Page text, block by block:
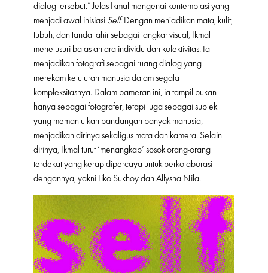
dialog tersebut.” Jelas Ikmal mengenai kontemplasi yang
menjadi awal inisiasi Self. Dengan menjadikan mata, kulit,
tubuh, dan tanda lahir sebagai jangkar visual, Ikmal
menelusuri batas antara individu dan kolektivitas. Ia
menjadikan fotografi sebagai ruang dialog yang
merekam kejujuran manusia dalam segala
kompleksitasnya. Dalam pameran ini, ia tampil bukan
hanya sebagai fotografer, tetapi juga sebagai subjek
yang memantulkan pandangan banyak manusia,
menjadikan dirinya sekaligus mata dan kamera. Selain
dirinya, Ikmal turut ‘menangkap’ sosok orang-orang
terdekat yang kerap dipercaya untuk berkolaborasi
dengannya, yakni Liko Sukhoy dan Allysha Nila.